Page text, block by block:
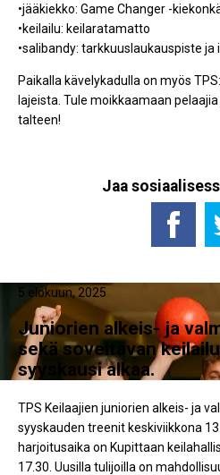
•jääkiekko: Game Changer -
•keilailu: keilaratamatto
•salibandy: tarkkuuslaukauspiste
Paikalla kävelykadulla on myös
lajeista. Tule moikkaamaan
talteen!
Jaa
5 elokuun, 2025
Juniorien alkeis- ja
sekä soveltavan
syyskausi alkaa.
TPS Keilaajien juniorien alkeis- ja
syyskauden treenit keskiviikkona
harjoitusaika on Kupittaan
17.30. Uusilla tulijoilla on